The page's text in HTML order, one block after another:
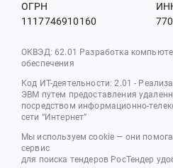
ОГРН
1117746910160
ОКВЭД: 62.01 Разработка
обеспечения
Код ИТ-деятельности: 2.01 -
ЭВМ путем предоставления
посредством информационно-
сети “Интернет”
Мы используем cookie — они
сервис
для поиска тендеров РосТендер